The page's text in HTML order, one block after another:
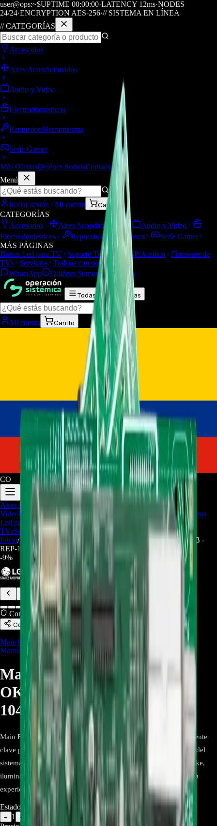
user@ops:~$UPTIME 00:00:00·LATENCY 12ms·NODES
24/24·ENCRYPTION AES-256·// SISTEMA EN LÍNEA
// CATEGORÍAS
Accesorios
Aires Acondicionados
Audio y Video
Electrodomesticos
Repuestos/Herramientas
Seríe Gamer
Más OfertasQuiénes SomosContacto
Menú
Iniciar sesión / Mi cuenta Carrito
CATEGORÍAS
Accesorios
Aires Acondicionados
Audio y Video
Electrodomesticos
Repuestos/Herramientas
Seríe Gamer
MÁS PÁGINAS
Barras Led para TV
Soporte Técnico LGP/Acrilico
Firmware de
TVs
Servicios
Trabaja con nosotros
WhatsApp
Quiénes Somos Contacto
Todas las categorías
Mi cuenta Carrito
CO
Aires Acondicionados
VideoElectrodomesticos Seríe GamerBarras
Led para TV
Soporte Técnico
Firmware de
TVsServicios
Trabaja con nosotros
Inicio/Tienda
Main Board EBR85801114 OK55-NB.DCOLLLB -
REP-1047
-9%
Compra Protegida
Compartir
Main board Repuestos de equipos de sonido
Repuestos Línea
Marrón
Repuestos/Herramientas
Main Board EBR85801114
OK55-NB.DCOLLLB - REP-
1047
Main Board EBR85801114 OK55-NB.DCOLLLB es un componente
clave para el sistema LG XBOOM OK55. Mejora el rendimiento del
sistema, habilita funciones avanzadas como efectos de DJ, karaoke,
iluminación multicolor y conectividad Bluetooth, asegurando una
experiencia de audio completa y de alta calidad.
Estado: Disponible
− 1 +